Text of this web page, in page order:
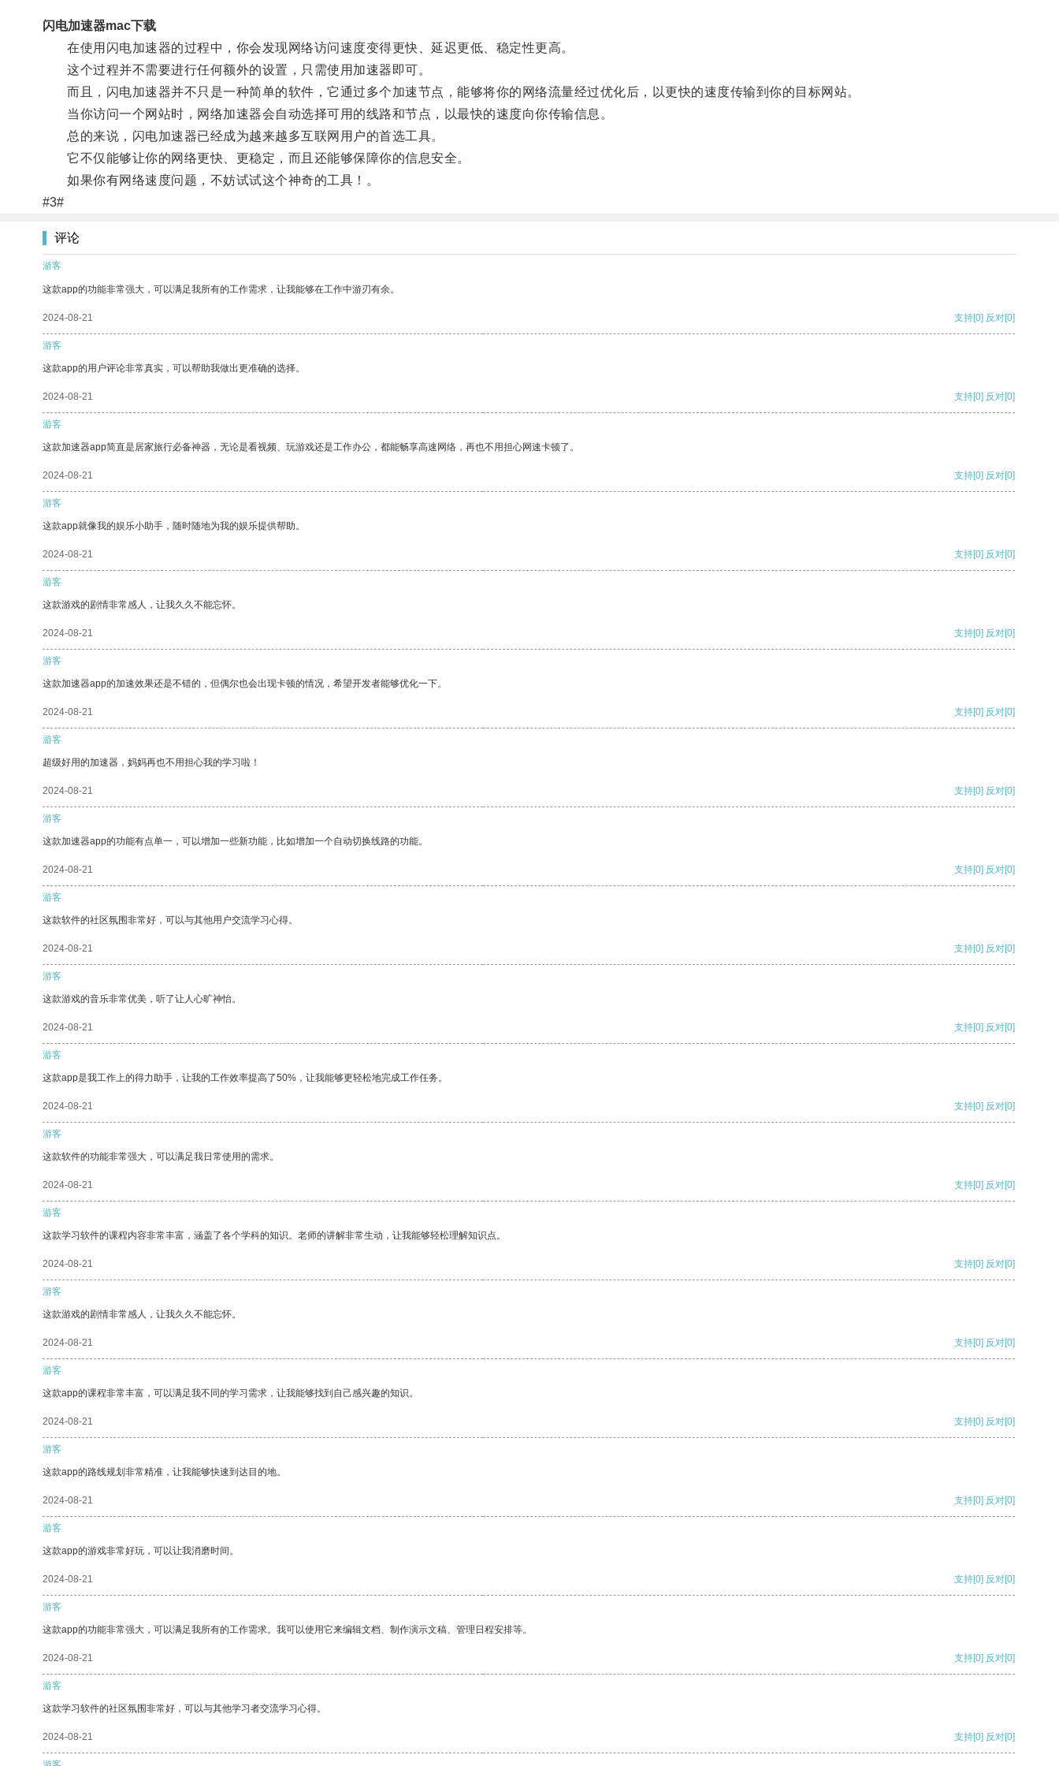
闪电加速器mac下载
在使用闪电加速器的过程中，你会发现网络访问速度变得更快、延迟更低、稳定性更高。
这个过程并不需要进行任何额外的设置，只需使用加速器即可。
而且，闪电加速器并不只是一种简单的软件，它通过多个加速节点，能够将你的网络流量经过优化后，以更快的速度传输到你的目标网站。
当你访问一个网站时，网络加速器会自动选择可用的线路和节点，以最快的速度向你传输信息。
总的来说，闪电加速器已经成为越来越多互联网用户的首选工具。
它不仅能够让你的网络更快、更稳定，而且还能够保障你的信息安全。
如果你有网络速度问题，不妨试试这个神奇的工具！。
#3#
评论
游客
这款app的功能非常强大，可以满足我所有的工作需求，让我能够在工作中游刃有余。
2024-08-21 支持[0] 反对[0]
游客
这款app的用户评论非常真实，可以帮助我做出更准确的选择。
2024-08-21 支持[0] 反对[0]
游客
这款加速器app简直是居家旅行必备神器，无论是看视频、玩游戏还是工作办公，都能畅享高速网络，再也不用担心网速卡顿了。
2024-08-21 支持[0] 反对[0]
游客
这款app就像我的娱乐小助手，随时随地为我的娱乐提供帮助。
2024-08-21 支持[0] 反对[0]
游客
这款游戏的剧情非常感人，让我久久不能忘怀。
2024-08-21 支持[0] 反对[0]
游客
这款加速器app的加速效果还是不错的，但偶尔也会出现卡顿的情况，希望开发者能够优化一下。
2024-08-21 支持[0] 反对[0]
游客
超级好用的加速器，妈妈再也不用担心我的学习啦！
2024-08-21 支持[0] 反对[0]
游客
这款加速器app的功能有点单一，可以增加一些新功能，比如增加一个自动切换线路的功能。
2024-08-21 支持[0] 反对[0]
游客
这款软件的社区氛围非常好，可以与其他用户交流学习心得。
2024-08-21 支持[0] 反对[0]
游客
这款游戏的音乐非常优美，听了让人心旷神怡。
2024-08-21 支持[0] 反对[0]
游客
这款app是我工作上的得力助手，让我的工作效率提高了50%，让我能够更轻松地完成工作任务。
2024-08-21 支持[0] 反对[0]
游客
这款软件的功能非常强大，可以满足我日常使用的需求。
2024-08-21 支持[0] 反对[0]
游客
这款学习软件的课程内容非常丰富，涵盖了各个学科的知识。老师的讲解非常生动，让我能够轻松理解知识点。
2024-08-21 支持[0] 反对[0]
游客
这款游戏的剧情非常感人，让我久久不能忘怀。
2024-08-21 支持[0] 反对[0]
游客
这款app的课程非常丰富，可以满足我不同的学习需求，让我能够找到自己感兴趣的知识。
2024-08-21 支持[0] 反对[0]
游客
这款app的路线规划非常精准，让我能够快速到达目的地。
2024-08-21 支持[0] 反对[0]
游客
这款app的游戏非常好玩，可以让我消磨时间。
2024-08-21 支持[0] 反对[0]
游客
这款app的功能非常强大，可以满足我所有的工作需求。我可以使用它来编辑文档、制作演示文稿、管理日程安排等。
2024-08-21 支持[0] 反对[0]
游客
这款学习软件的社区氛围非常好，可以与其他学习者交流学习心得。
2024-08-21 支持[0] 反对[0]